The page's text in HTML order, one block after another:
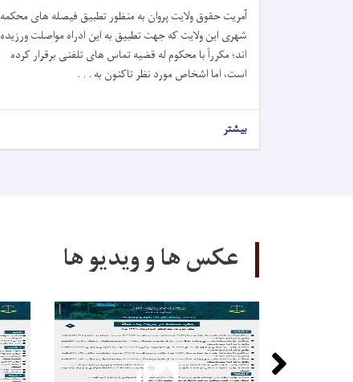
آمریت حقوق ولایت پروان به منظور تطبیق فیصله های محکمه
شهری این ولایت که جهت تطبیق به این ادراه مواصلت ورزیده
اند؛ مکرراً با محکوم له قضیه تماس های تلفنی برقرار کرده
است، اما اشخاص مورد نظر تاکنون به . . .
بیشتر
عکس ها و ویدیو ها